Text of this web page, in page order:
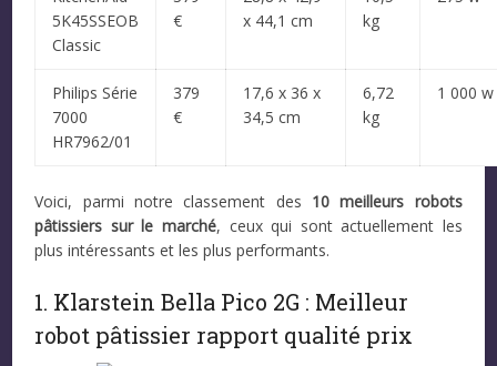
5K45SSEOB
Classic
€
x 44,1 cm
kg
Philips Série
7000
HR7962/01
379
€
17,6 x 36 x
34,5 cm
6,72
kg
1 000 w
Voici, parmi notre classement des 10 meilleurs robots
pâtissiers sur le marché, ceux qui sont actuellement les
plus intéressants et les plus performants.
1. Klarstein Bella Pico 2G : Meilleur
robot pâtissier rapport qualité prix